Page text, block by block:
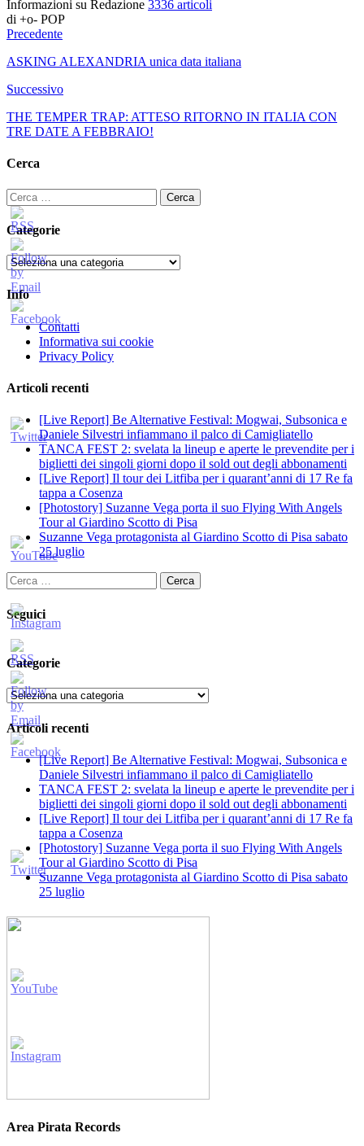
Informazioni su Redazione 3336 articoli
di +o- POP
Precedente
ASKING ALEXANDRIA unica data italiana
Successivo
THE TEMPER TRAP: ATTESO RITORNO IN ITALIA CON
TRE DATE A FEBBRAIO!
Cerca
Ricerca
per:
Categorie
Categorie
Info
Contatti
Informativa sui cookie
Privacy Policy
Articoli recenti
[Live Report] Be Alternative Festival: Mogwai, Subsonica e
Daniele Silvestri infiammano il palco di Camigliatello
TANCA FEST 2: svelata la lineup e aperte le prevendite per i
biglietti dei singoli giorni dopo il sold out degli abbonamenti
[Live Report] Il tour dei Litfiba per i quarant’anni di 17 Re fa
tappa a Cosenza
[Photostory] Suzanne Vega porta il suo Flying With Angels
Tour al Giardino Scotto di Pisa
Suzanne Vega protagonista al Giardino Scotto di Pisa sabato
25 luglio
Ricerca
per:
Seguici
Categorie
Categorie
Articoli recenti
[Live Report] Be Alternative Festival: Mogwai, Subsonica e
Daniele Silvestri infiammano il palco di Camigliatello
TANCA FEST 2: svelata la lineup e aperte le prevendite per i
biglietti dei singoli giorni dopo il sold out degli abbonamenti
[Live Report] Il tour dei Litfiba per i quarant’anni di 17 Re fa
tappa a Cosenza
[Photostory] Suzanne Vega porta il suo Flying With Angels
Tour al Giardino Scotto di Pisa
Suzanne Vega protagonista al Giardino Scotto di Pisa sabato
25 luglio
Area Pirata Records